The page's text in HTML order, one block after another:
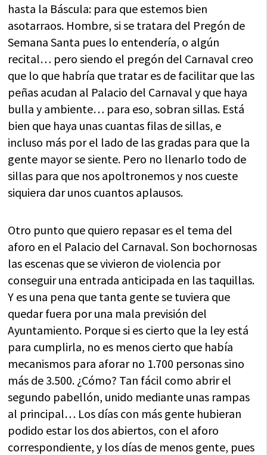
hasta la Báscula: para que estemos bien
asotarraos. Hombre, si se tratara del Pregón de
Semana Santa pues lo entendería, o algún
recital… pero siendo el pregón del Carnaval creo
que lo que habría que tratar es de facilitar que las
peñas acudan al Palacio del Carnaval y que haya
bulla y ambiente… para eso, sobran sillas. Está
bien que haya unas cuantas filas de sillas, e
incluso más por el lado de las gradas para que la
gente mayor se siente. Pero no llenarlo todo de
sillas para que nos apoltronemos y nos cueste
siquiera dar unos cuantos aplausos.
Otro punto que quiero repasar es el tema del
aforo en el Palacio del Carnaval. Son bochornosas
las escenas que se vivieron de violencia por
conseguir una entrada anticipada en las taquillas.
Y es una pena que tanta gente se tuviera que
quedar fuera por una mala previsión del
Ayuntamiento. Porque si es cierto que la ley está
para cumplirla, no es menos cierto que había
mecanismos para aforar no 1.700 personas sino
más de 3.500. ¿Cómo? Tan fácil como abrir el
segundo pabellón, unido mediante unas rampas
al principal… Los días con más gente hubieran
podido estar los dos abiertos, con el aforo
correspondiente, y los días de menos gente, pues